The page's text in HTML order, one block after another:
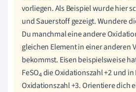
vorliegen. Als Beispiel wurde hier
und Sauerstoff gezeigt. Wundere
Du manchmal eine andere
gleichen Element in einer anderen
bekommst. Eisen beispielsweise
FeSO4die Oxidationszahl +2 und in
Oxidationszahl +3. Orientiere dich